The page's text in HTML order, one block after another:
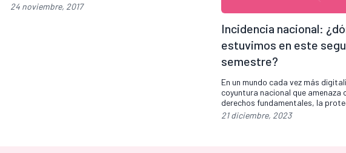
24 noviembre, 2017
Incidencia nacional:
estuvimos en este
semestre?
En un mundo cada vez más
coyuntura nacional que
derechos fundamentales, la
21 diciembre, 2023